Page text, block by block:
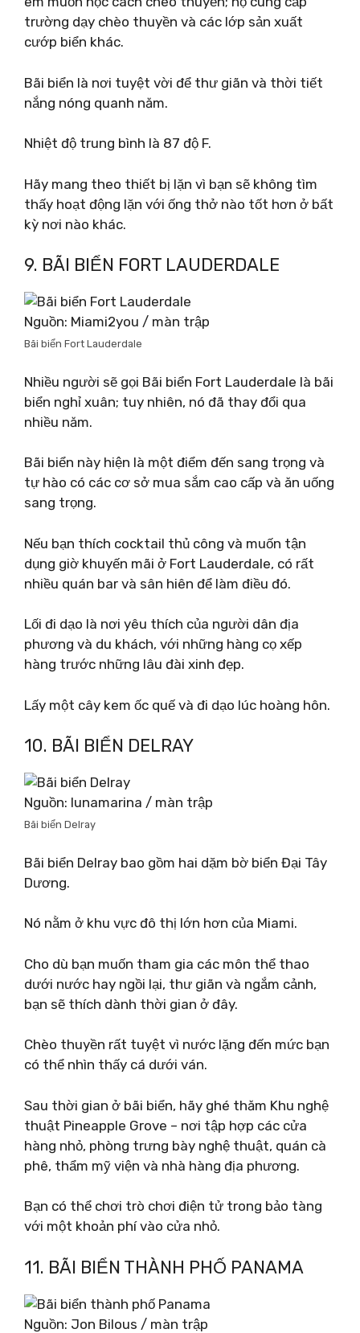
trường dạy chèo thuyền và các lớp sản xuất
cướp biển khác.
Bãi biển là nơi tuyệt vời để thư giãn và thời tiết
nắng nóng quanh năm.
Nhiệt độ trung bình là 87 độ F.
Hãy mang theo thiết bị lặn vì bạn sẽ không tìm
thấy hoạt động lặn với ống thở nào tốt hơn ở bất
kỳ nơi nào khác.
9. BÃI BIỂN FORT LAUDERDALE
Nguồn: Miami2you / màn trập
Bãi biển Fort Lauderdale
Nhiều người sẽ gọi Bãi biển Fort Lauderdale là bãi
biển nghỉ xuân; tuy nhiên, nó đã thay đổi qua
nhiều năm.
Bãi biển này hiện là một điểm đến sang trọng và
tự hào có các cơ sở mua sắm cao cấp và ăn uống
sang trọng.
Nếu bạn thích cocktail thủ công và muốn tận
dụng giờ khuyến mãi ở Fort Lauderdale, có rất
nhiều quán bar và sân hiên để làm điều đó.
Lối đi dạo là nơi yêu thích của người dân địa
phương và du khách, với những hàng cọ xếp
hàng trước những lâu đài xinh đẹp.
Lấy một cây kem ốc quế và đi dạo lúc hoàng hôn.
10. BÃI BIỂN DELRAY
Nguồn: lunamarina / màn trập
Bãi biển Delray
Bãi biển Delray bao gồm hai dặm bờ biển Đại Tây
Dương.
Nó nằm ở khu vực đô thị lớn hơn của Miami.
Cho dù bạn muốn tham gia các môn thể thao
dưới nước hay ngồi lại, thư giãn và ngắm cảnh,
bạn sẽ thích dành thời gian ở đây.
Chèo thuyền rất tuyệt vì nước lặng đến mức bạn
có thể nhìn thấy cá dưới ván.
Sau thời gian ở bãi biển, hãy ghé thăm Khu nghệ
thuật Pineapple Grove – nơi tập hợp các cửa
hàng nhỏ, phòng trưng bày nghệ thuật, quán cà
phê, thẩm mỹ viện và nhà hàng địa phương.
Bạn có thể chơi trò chơi điện tử trong bảo tàng
với một khoản phí vào cửa nhỏ.
11. BÃI BIỂN THÀNH PHỐ PANAMA
Nguồn: Jon Bilous / màn trập